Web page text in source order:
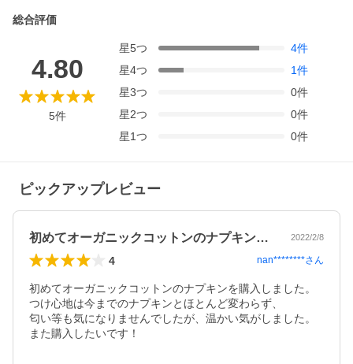
総合評価
4.80
5件
星5つ 4件
星4つ 1件
星3つ 0件
星2つ 0件
星1つ 0件
ピックアップレビュー
初めてオーガニックコットンのナプキンを… 2022/2/8
4 nan********さん
初めてオーガニックコットンのナプキンを購入しました。
つけ心地は今までのナプキンとほとんど変わらず、
匂い等も気になりませんでしたが、温かい気がしました。
また購入したいです！